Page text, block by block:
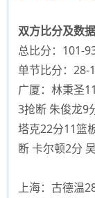
双方比分及数据
总比分：101-
单节比分：28-
广厦：林秉圣
3抢断 朱俊龙9
塔克22分11篮
断 卡尔顿2分
上海：古德温